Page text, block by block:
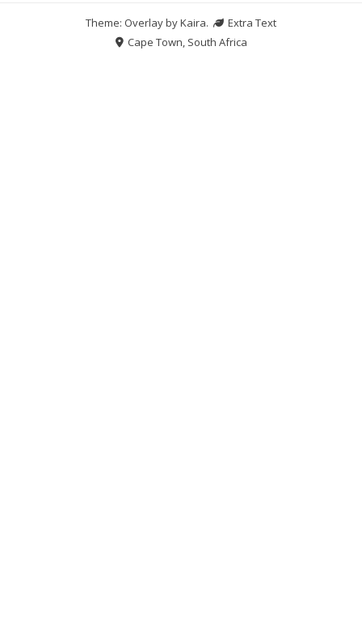
Theme: Overlay byKaira.
Extra Text
Cape Town, South Africa